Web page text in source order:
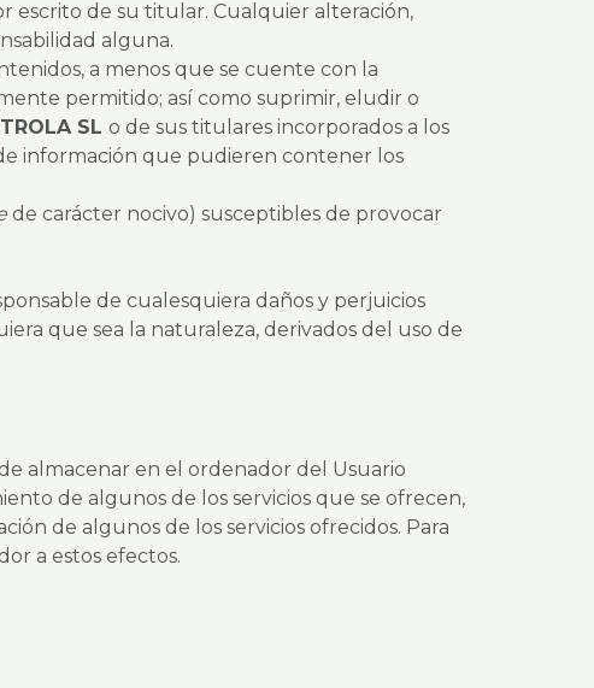
escrito de su titular. Cualquier alteración,
alguna.
a menos que se cuente con la
permitido; así como suprimir, eludir o
SL o de sus titulares incorporados a los
información que pudieren contener los
de carácter nocivo) susceptibles de provocar
de cualesquiera daños y perjuicios
que sea la naturaleza, derivados del uso de
almacenar en el ordenador del Usuario
de algunos de los servicios que se ofrecen,
de algunos de los servicios ofrecidos. Para
a estos efectos.